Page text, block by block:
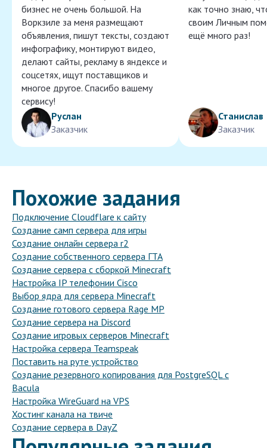
бизнес не очень большой. На
Воркзиле за меня размещают
объявления, пишут тексты, создают
инфографику, монтируют видео,
делают сайты, рекламу в яндексе и
соцсетях, ищут поставщиков и
многое другое. Спасибо вашему
сервису!
Руслан
Заказчик
как точно знаю,
своим Личным
ещё много раз!
Станислав
Заказчик
Похожие задания
Подключение Cloudflare к сайту
Создание самп сервера для игры
Создание онлайн сервера r2
Создание собственного сервера ГТА
Создание сервера с сборкой Minecraft
Настройка IP телефонии Cisco
Выбор ядра для сервера Minecraft
Создание готового сервера Rage MP
Создание сервера на Discord
Создание игровых серверов Minecraft
Настройка сервера Teamspeak
Поставить на руте устройство
Создание резервного копирования для PostgreSQL с
Bacula
Настройка WireGuard на VPS
Хостинг канала на твиче
Создание сервера в DayZ